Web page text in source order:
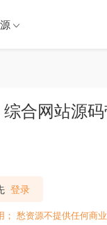
合网站源
登录
愁资源不提供任何商